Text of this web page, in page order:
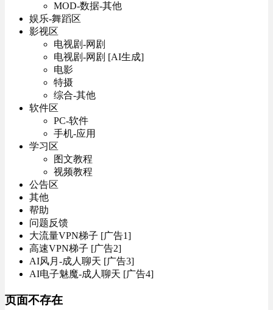
MOD-数据-其他
娱乐-舞蹈区
影视区
电视剧-网剧
电视剧-网剧 [AI生成]
电影
特摄
综合-其他
软件区
PC-软件
手机-应用
学习区
图文教程
视频教程
公告区
其他
帮助
问题反馈
大流量VPN梯子 [广告1]
高速VPN梯子 [广告2]
AI风月-成人聊天 [广告3]
AI电子魅魔-成人聊天 [广告4]
页面不存在